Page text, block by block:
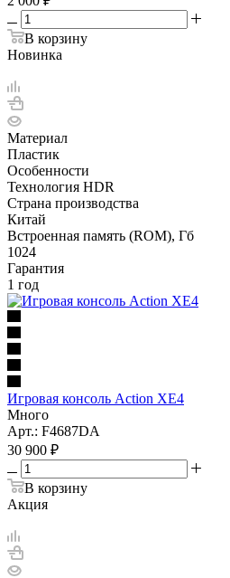
В корзину
Новинка
Материал
Пластик
Особенности
Технология HDR
Страна производства
Китай
Встроенная память (ROM), Гб
1024
Гарантия
1 год
Игровая консоль Action XE4
Много
Арт.: F4687DA
30 900 ₽
В корзину
Акция